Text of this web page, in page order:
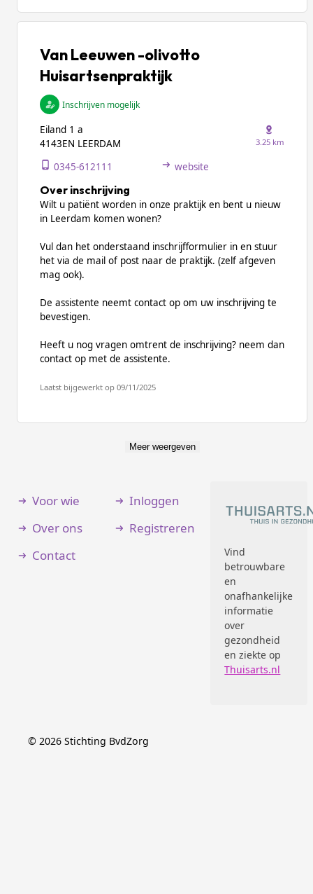
Van Leeuwen -olivotto
Huisartsenpraktijk
Inschrijven mogelijk
Eiland 1 a
4143EN LEERDAM
3.25 km
0345-612111 website
Over inschrijving
Wilt u patiënt worden in onze praktijk en bent u nieuw
in Leerdam komen wonen?
Vul dan het onderstaand inschrijfformulier in en stuur
het via de mail of post naar de praktijk. (zelf afgeven
mag ook).
De assistente neemt contact op om uw inschrijving te
bevestigen.
Heeft u nog vragen omtrent de inschrijving? neem dan
contact op met de assistente.
Laatst bijgewerkt op 09/11/2025
Meer weergeven
Voor wie
Over ons
Contact
Inloggen
Registreren
Vind
betrouwbare
en
onafhankelijke
informatie
over
gezondheid
en ziekte op
Thuisarts.nl
© 2026 Stichting BvdZorg